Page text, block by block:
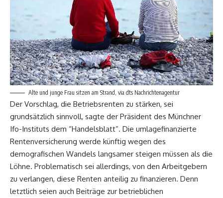
Alte und junge Frau sitzen am Strand, via dts Nachrichtenagentur
Der Vorschlag, die Betriebsrenten zu stärken, sei
grundsätzlich sinnvoll, sagte der Präsident des Münchner
Ifo-Instituts dem “Handelsblatt”. Die umlagefinanzierte
Rentenversicherung werde künftig wegen des
demografischen Wandels langsamer steigen müssen als die
Löhne. Problematisch sei allerdings, von den Arbeitgebern
zu verlangen, diese Renten anteilig zu finanzieren. Denn
letztlich seien auch Beiträge zur betrieblichen